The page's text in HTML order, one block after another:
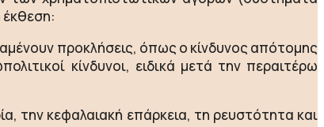
έκθεση:
προκλήσεις, όπως ο κίνδυνος απότομης
κίνδυνοι, ειδικά μετά την περαιτέρω
την κεφαλαιακή επάρκεια, τη ρευστότητα και